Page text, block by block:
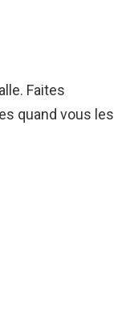
Faites
quand vous les